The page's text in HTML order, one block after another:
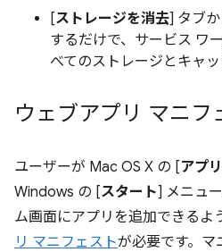
[ストレージを消去] タブ
するだけで、サービス ワ
べてのストレージとキャッ
ウェブアプリ マニフ
ユーザーが Mac OS X の [アプ
Windows の [スタート] メニュ
ム画面にアプリを追加できるよ
リ マニフェストが必要です。マ